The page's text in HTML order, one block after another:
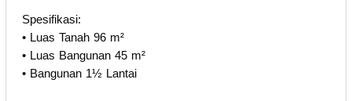
Spesifikasi:
• Luas Tanah 96 m²
• Luas Bangunan 45 m²
• Bangunan 1½ Lantai